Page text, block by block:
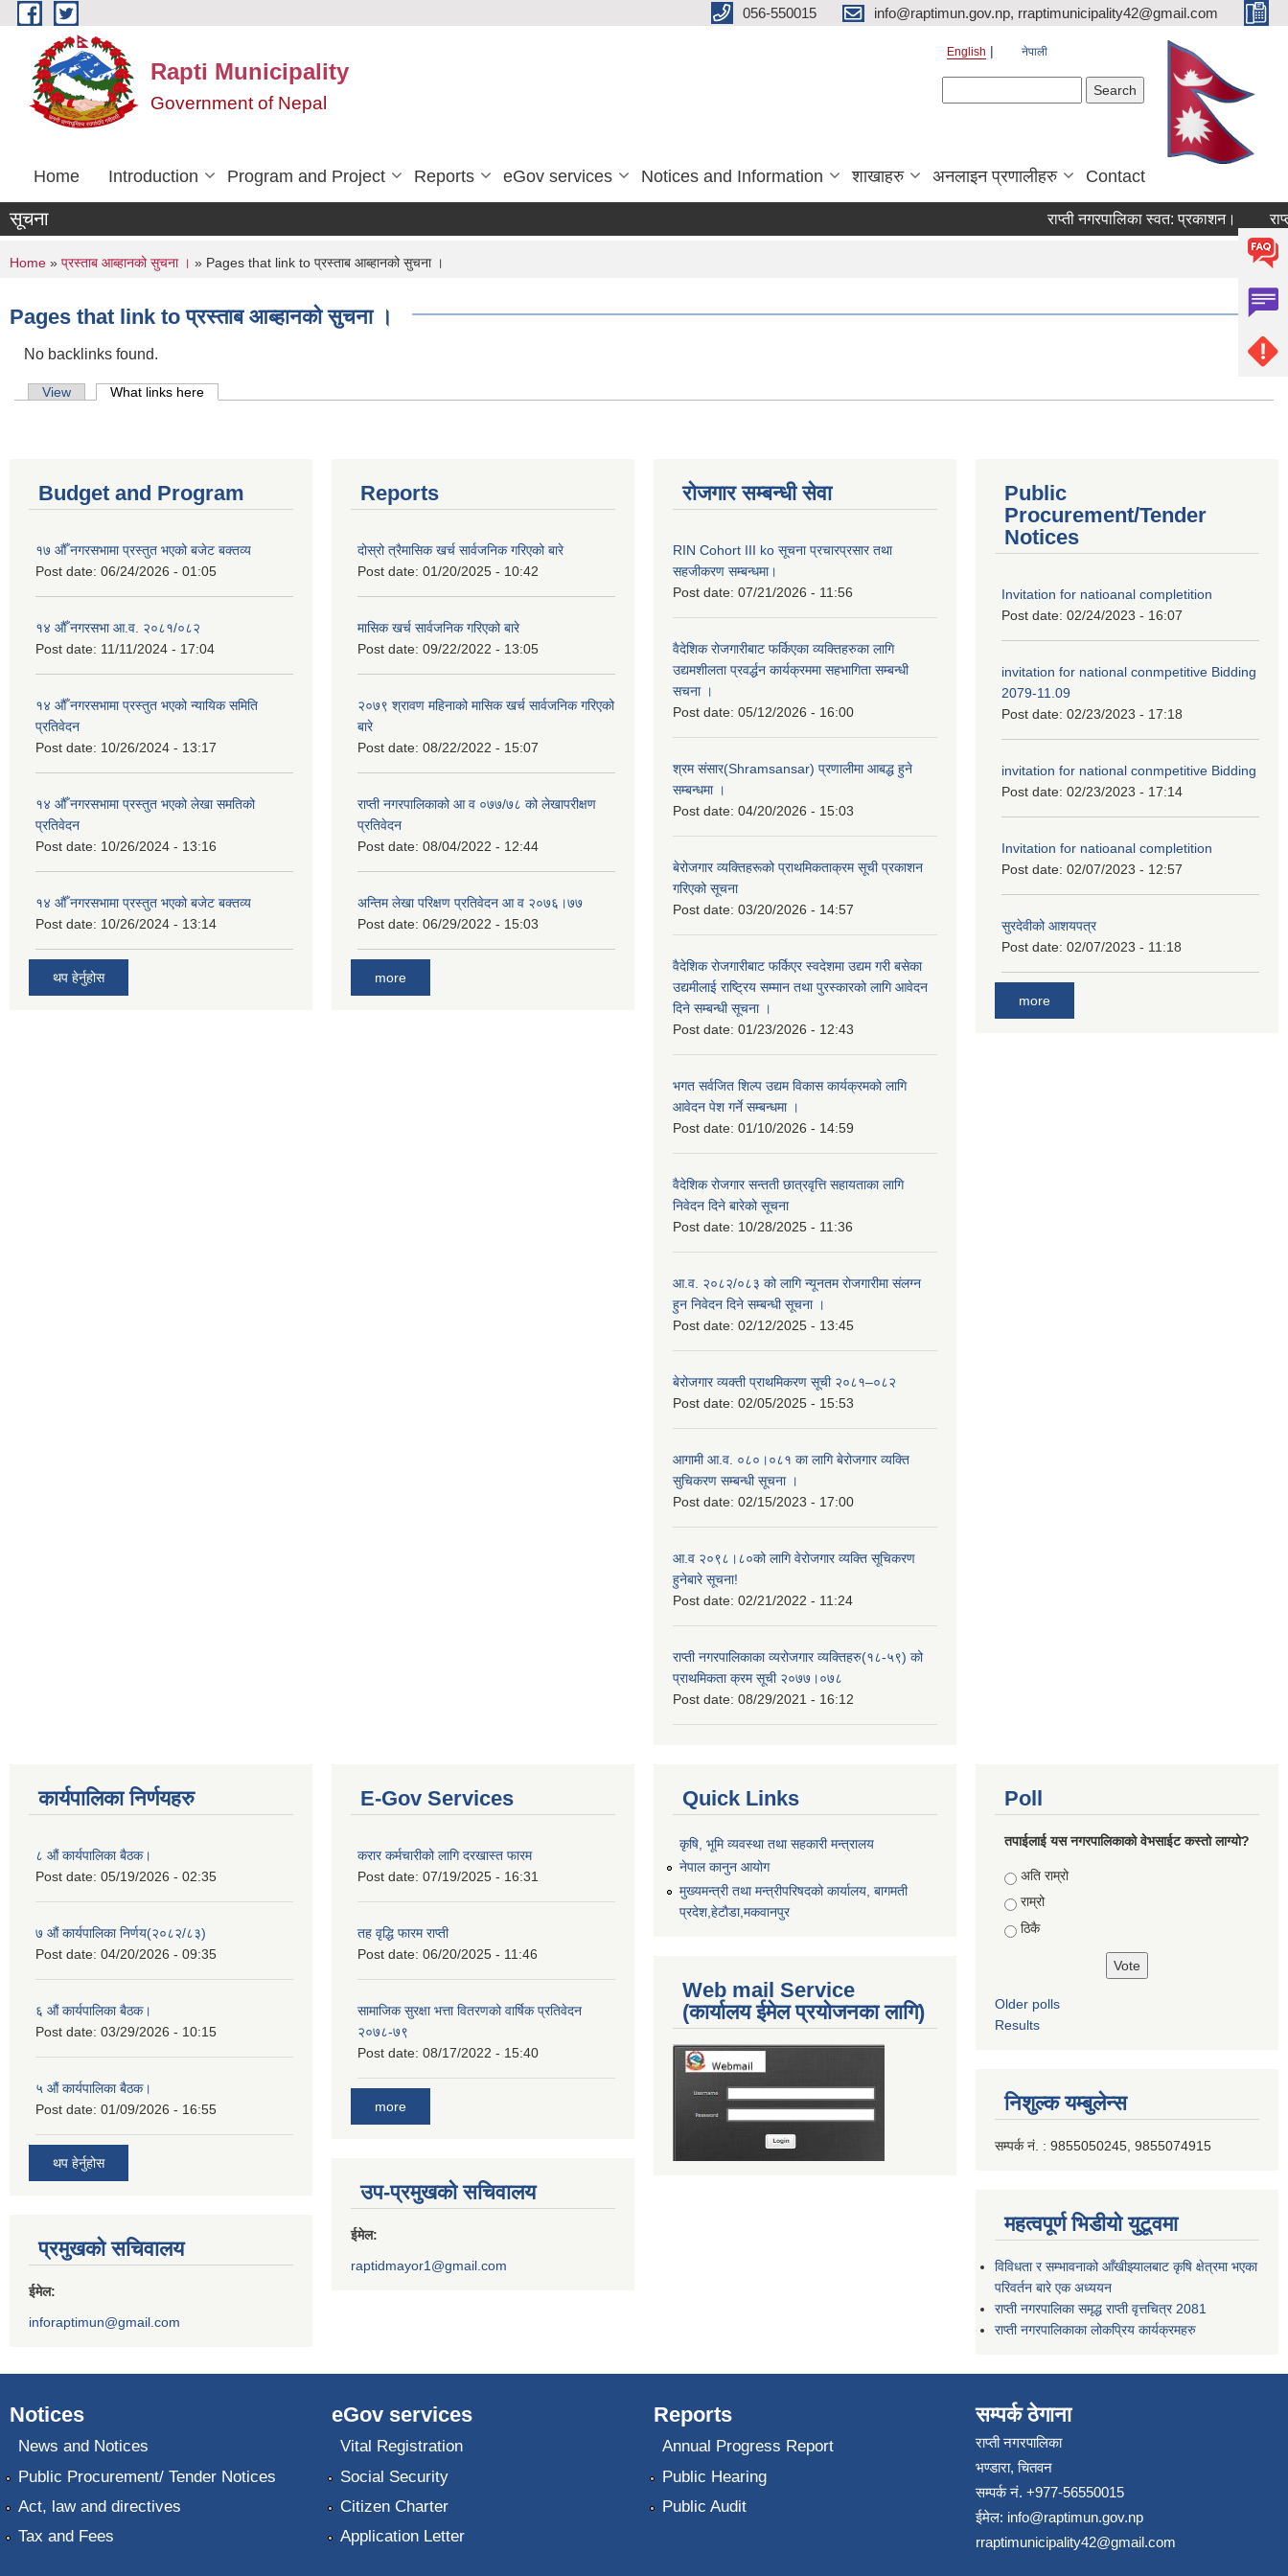
Skip to main content 056-550015 info@raptimun.gov.np, rraptimunicipality42@gmail.com
Rapti Municipality
Government of Nepal
English नेपाली
Home Introduction Program and Project Reports eGov services Notices and Information शाखाहरु अनलाइन प्रणालीहरु Contact
सूचना राप्ती नगरपालिका स्वत: प्रकाशन।
You are here
Home » प्रस्ताब आब्हानको सुचना । » Pages that link to प्रस्ताब आब्हानको सुचना ।
Pages that link to प्रस्ताब आब्हानको सुचना ।
No backlinks found.
Primary tabs
View What links here
Budget and Program
१७ औँ नगरसभामा प्रस्तुत भएको बजेट बक्तव्य
Post date: 06/24/2026 - 01:05
१४ औँ नगरसभा आ.व. २०८१/०८२
Post date: 11/11/2024 - 17:04
१४ औँ नगरसभामा प्रस्तुत भएको न्यायिक समिति
प्रतिवेदन
Post date: 10/26/2024 - 13:17
१४ औँ नगरसभामा प्रस्तुत भएको लेखा समतिको
प्रतिवेदन
Post date: 10/26/2024 - 13:16
१४ औँ नगरसभामा प्रस्तुत भएको बजेट बक्तव्य
Post date: 10/26/2024 - 13:14
थप हेर्नुहोस
Reports
दोस्रो त्रैमासिक खर्च सार्वजनिक गरिएको बारे
Post date: 01/20/2025 - 10:42
मासिक खर्च सार्वजनिक गरिएको बारे
Post date: 09/22/2022 - 13:05
२०७९ श्रावण महिनाको मासिक खर्च सार्वजनिक गरिएको
बारे
Post date: 08/22/2022 - 15:07
राप्ती नगरपालिकाको आ व ०७७/७८ को लेखापरीक्षण
प्रतिवेदन
Post date: 08/04/2022 - 12:44
अन्तिम लेखा परिक्षण प्रतिवेदन आ व २०७६।७७
Post date: 06/29/2022 - 15:03
more
रोजगार सम्बन्धी सेवा
RIN Cohort III ko सूचना प्रचारप्रसार तथा
सहजीकरण सम्बन्धमा।
Post date: 07/21/2026 - 11:56
वैदेशिक रोजगारीबाट फर्किएका व्यक्तिहरुका लागि
उद्यमशीलता प्रवर्द्धन कार्यक्रममा सहभागिता सम्बन्धी
सचना ।
Post date: 05/12/2026 - 16:00
श्रम संसार(Shramsansar) प्रणालीमा आबद्ध हुने
सम्बन्धमा ।
Post date: 04/20/2026 - 15:03
बेरोजगार व्यक्तिहरूको प्राथमिकताक्रम सूची प्रकाशन
गरिएको सूचना
Post date: 03/20/2026 - 14:57
वैदेशिक रोजगारीबाट फर्किएर स्वदेशमा उद्यम गरी बसेका
उद्यमीलाई राष्ट्रिय सम्मान तथा पुरस्कारको लागि आवेदन
दिने सम्बन्धी सूचना ।
Post date: 01/23/2026 - 12:43
भगत सर्वजित शिल्प उद्यम विकास कार्यक्रमको लागि
आवेदन पेश गर्ने सम्बन्धमा ।
Post date: 01/10/2026 - 14:59
वैदेशिक रोजगार सन्तती छात्रवृत्ति सहायताका लागि
निवेदन दिने बारेको सूचना
Post date: 10/28/2025 - 11:36
आ.व. २०८२/०८३ को लागि न्यूनतम रोजगारीमा संलग्न
हुन निवेदन दिने सम्बन्धी सूचना ।
Post date: 02/12/2025 - 13:45
बेरोजगार व्यक्ती प्राथमिकरण सूची २०८१–०८२
Post date: 02/05/2025 - 15:53
आगामी आ.व. ०८०।०८१ का लागि बेरोजगार व्यक्ति
सुचिकरण सम्बन्धी सूचना ।
Post date: 02/15/2023 - 17:00
आ.व २०९८।८०को लागि वेरोजगार व्यक्ति सूचिकरण
हुनेबारे सूचना!
Post date: 02/21/2022 - 11:24
राप्ती नगरपालिकाका व्यरोजगार व्यक्तिहरु(१८-५९) को
प्राथमिकता क्रम सूची २०७७।०७८
Post date: 08/29/2021 - 16:12
Public
Procurement/Tender
Notices
Invitation for natioanal completition
Post date: 02/24/2023 - 16:07
invitation for national conmpetitive Bidding
2079-11.09
Post date: 02/23/2023 - 17:18
invitation for national conmpetitive Bidding
Post date: 02/23/2023 - 17:14
Invitation for natioanal completition
Post date: 02/07/2023 - 12:57
सुरदेवीको आशयपत्र
Post date: 02/07/2023 - 11:18
more
कार्यपालिका निर्णयहरु
८ औं कार्यपालिका बैठक।
Post date: 05/19/2026 - 02:35
७ औं कार्यपालिका निर्णय(२०८२/८३)
Post date: 04/20/2026 - 09:35
६ औं कार्यपालिका बैठक।
Post date: 03/29/2026 - 10:15
५ औं कार्यपालिका बैठक।
Post date: 01/09/2026 - 16:55
थप हेर्नुहोस
प्रमुखको सचिवालय
ईमेल:
inforaptimun@gmail.com
E-Gov Services
करार कर्मचारीको लागि दरखास्त फारम
Post date: 07/19/2025 - 16:31
तह वृद्धि फारम राप्ती
Post date: 06/20/2025 - 11:46
सामाजिक सुरक्षा भत्ता वितरणको वार्षिक प्रतिवेदन
२०७८-७९
Post date: 08/17/2022 - 15:40
more
उप-प्रमुखको सचिवालय
ईमेल:
raptidmayor1@gmail.com
Quick Links
कृषि, भूमि व्यवस्था तथा सहकारी मन्त्रालय
नेपाल कानुन आयोग
मुख्यमन्त्री तथा मन्त्रीपरिषदको कार्यालय, बागमती
प्रदेश,हेटाैडा,मकवानपुर
Web mail Service
(कार्यालय ईमेल प्रयोजनका लागि)
Poll
तपाईलाई यस नगरपालिकाको वेभसाईट कस्तो लाग्यो?
Choices
अति राम्रो
राम्रो
ठिकै
Older polls
Results
निशुल्क यम्बुलेन्स
सम्पर्क नं. : 9855050245, 9855074915
महत्वपूर्ण भिडीयो युटूवमा
विविधता र सम्भावनाको आँखीझ्यालबाट कृषि क्षेत्रमा भएका
परिवर्तन बारे एक अध्ययन
राप्ती नगरपालिका समृद्ध राप्ती वृत्तचित्र 2081
राप्ती नगरपालिकाका लोकप्रिय कार्यक्रमहरु
Notices
News and Notices
Public Procurement/ Tender Notices
Act, law and directives
Tax and Fees
eGov services
Vital Registration
Social Security
Citizen Charter
Application Letter
Reports
Annual Progress Report
Public Hearing
Public Audit
सम्पर्क ठेगाना
राप्ती नगरपालिका
भण्डारा, चितवन
सम्पर्क नं. +977-56550015
ईमेल: info@raptimun.gov.np
rraptimunicipality42@gmail.com